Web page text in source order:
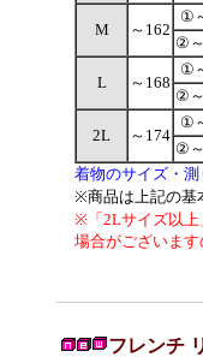
M ～162
①
②
L ～168
①
②
2L ～174
①
②
着物のサイズ・測
※商品は上記の基
※「2Lサイズ以上
場合がございます
フレンチ